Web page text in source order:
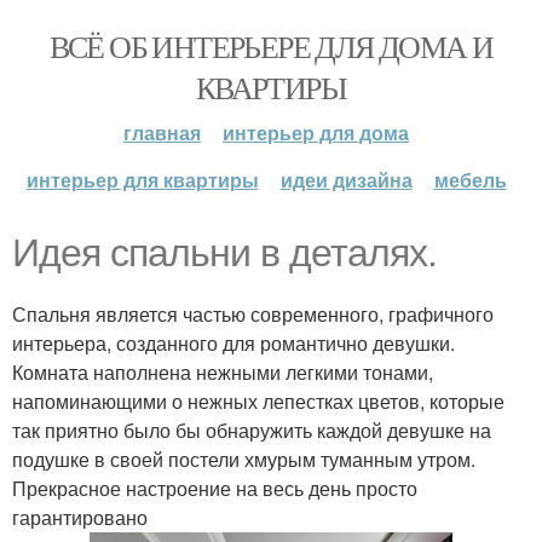
ВСЁ ОБ ИНТЕРЬЕРЕ ДЛЯ ДОМА И
КВАРТИРЫ
главная
интерьер для дома
интерьер для квартиры
идеи дизайна мебель
Идея спальни в деталях.
Спальня является частью современного, графичного
интерьера, созданного для романтично девушки.
Комната наполнена нежными легкими тонами,
напоминающими о нежных лепестках цветов, которые
так приятно было бы обнаружить каждой девушке на
подушке в своей постели хмурым туманным утром.
Прекрасное настроение на весь день просто
гарантировано